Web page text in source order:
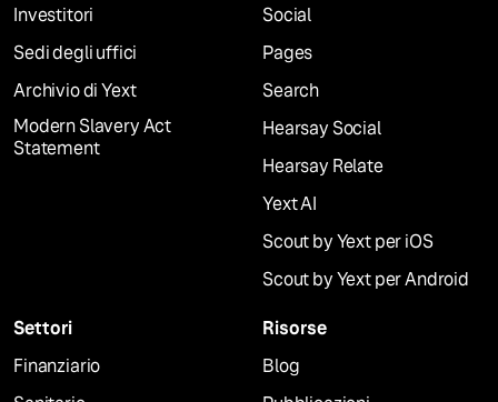
Investitori
Sedi degli uffici
Archivio di Yext
Modern Slavery Act
Statement
Social
Pages
Search
Hearsay Social
Hearsay Relate
Yext AI
Scout by Yext per iOS
Scout by Yext per Android
Settori
Finanziario
Risorse
Blog